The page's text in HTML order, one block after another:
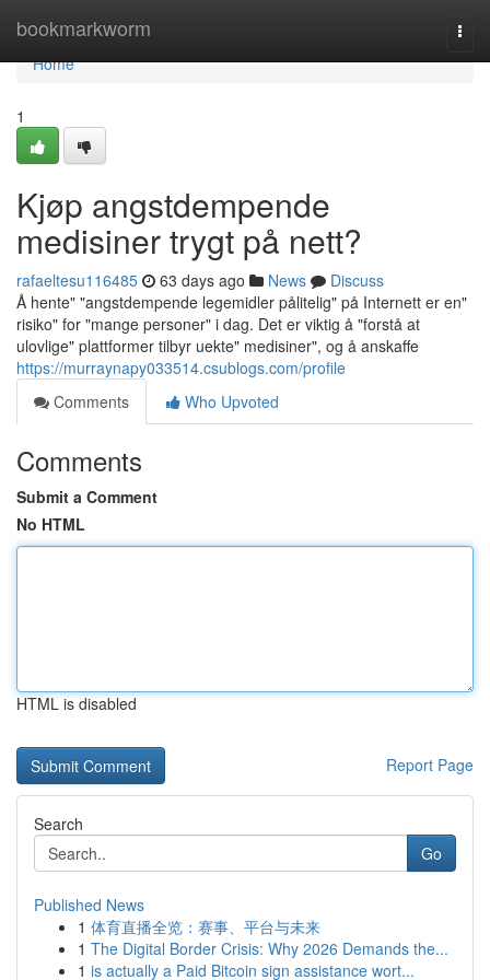
bookmarkworm
Home
Home
1
Kjøp angstdempende
medisiner trygt på nett?
rafaeltesu116485 63 days ago News
Discuss
Å hente" "angstdempende legemidler pålitelig" på Internett er en"
risiko" for "mange personer" i dag. Det er viktig å "forstå at
ulovlige" plattformer tilbyr uekte" medisiner", og å anskaffe
https://murraynapy033514.csublogs.com/profile
Comments
Who Upvoted
Comments
Submit a Comment
No HTML
HTML is disabled
Report Page
Search
Go
Published News
1 体育直播全览：赛事、平台与未来
1 The Digital Border Crisis: Why 2026 Demands the...
1 is actually a Paid Bitcoin sign assistance wort...